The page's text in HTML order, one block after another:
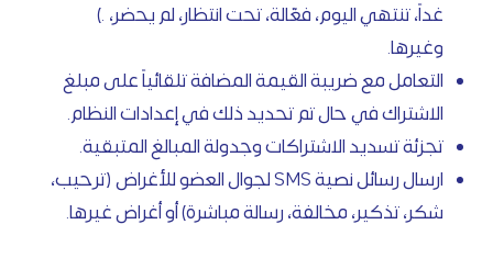
غداً، تنتهي اليوم، فعّالة، تحت انتظار، لم يحضر، …)
وغيرها.
التعامل مع ضريبة القيمة المضافة تلقائياً على مبلغ
الاشتراك في حال تم تحديد ذلك في إعدادات النظام.
تجزئة تسديد الاشتراكات وجدولة المبالغ المتبقية.
ارسال رسائل نصية SMS لجوال العضو للأغراض (ترحيب،
شكر، تذكير، مخالفة، رسالة مباشرة) أو أغراض غيرها.